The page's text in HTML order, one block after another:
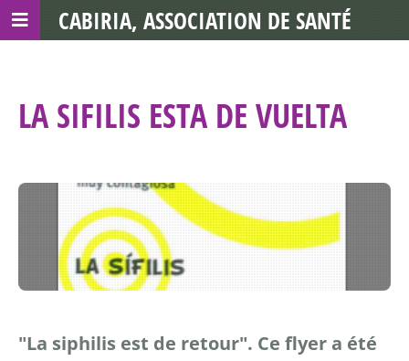
LA SIFILIS ESTA DE VUELTA
"La siphilis est de retour". Ce flyer a été
CABIRIA, ASSOCIATION DE SANTÉ